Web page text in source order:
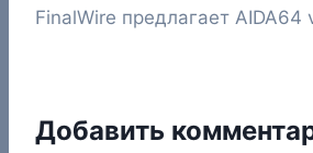
FinalWire предлагает AIDA64
Добавить